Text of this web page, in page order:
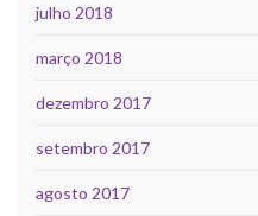
julho 2018
março 2018
dezembro 2017
setembro 2017
agosto 2017